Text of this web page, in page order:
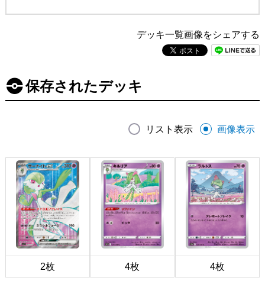
デッキ一覧画像をシェアする
保存されたデッキ
リスト表示 画像表示
2枚 4枚 4枚